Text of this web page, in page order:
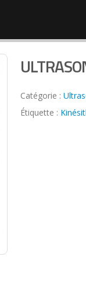
Catégorie :
Étiquette :